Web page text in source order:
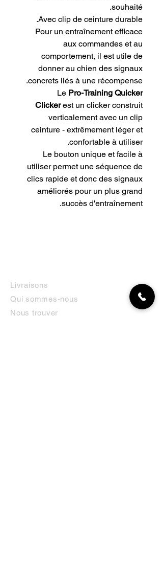
souhaité.
Avec clip de ceinture durable.
Pour un entraînement efficace
aux commandes et au
comportement, il est utile de
donner au chien des signaux
concrets liés à une récompense.
Le Pro-Training Quicker
Clickerest un clicker construit
verticalement avec un clip
ceinture - extrêmement léger et
confortable à utiliser.
Le bouton unique et facile à
utiliser permet une séquence de
clics rapide et donc des signaux
améliorés pour un plus grand
succès d'entraînement.
Livraisons
Qui sommes-nous
Nous trouver